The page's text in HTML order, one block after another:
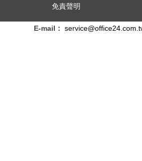
免責聲明
E-mail：